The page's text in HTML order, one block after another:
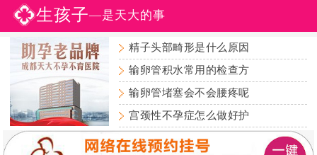
生孩子—是天大的事
精子头部畸形是什么原因
输卵管积水常用的检查方
输卵管堵塞会不会腰疼呢
宫颈性不孕症怎么做好护